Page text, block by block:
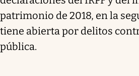
patrimonio de 2018, en la
tiene abierta por delitos
pública.